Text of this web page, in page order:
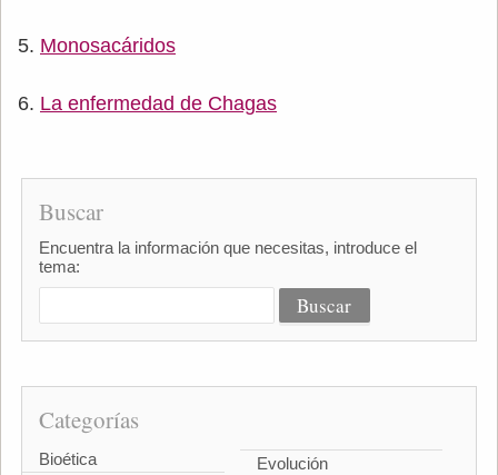
Monosacáridos
La enfermedad de Chagas
Buscar
Encuentra la información que necesitas, introduce el
tema:
Categorías
Bioética
Evolución